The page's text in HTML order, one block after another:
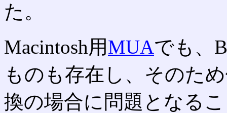
た。
Macintosh用MUAでも、
ものも存在し、そのた
換の場合に問題となる